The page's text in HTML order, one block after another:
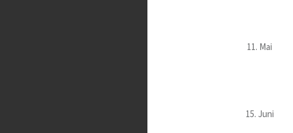
11. Mai
15. Juni